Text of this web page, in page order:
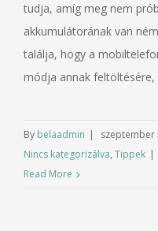
tudja, amíg meg nem
akkumulátorának van
találja, hogy a
módja annak feltöltésére,
By belaadmin | szeptember
Nincs kategorizálva, Tippek |
Read More